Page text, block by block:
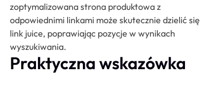
zoptymalizowana strona produktowa z
odpowiednimi linkami może skutecznie dzielić się
link juice, poprawiając pozycje w wynikach
wyszukiwania.
Praktyczna wskazówka